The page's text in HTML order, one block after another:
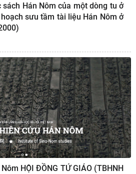
Hán Nôm của một dòng tu ở
sưu tầm tài liệu Hán Nôm ở
HỘI ĐỒNG TỨ GIÁO (TBHNH